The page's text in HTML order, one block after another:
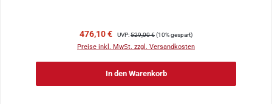
Verkaufspreis:
476,10 € Regulärer Preis:
UVP:529,00 €(10% gespart)
Preise inkl. MwSt. zzgl. Versandkosten
In den Warenkorb